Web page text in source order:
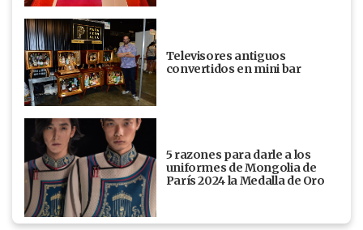
Televisores antiguos
convertidos en mini bar
5 razones para darle a los
uniformes de Mongolia de
París 2024 la Medalla de Oro